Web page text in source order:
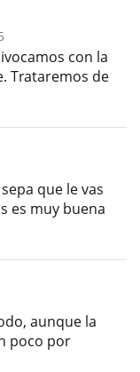
con la
Trataremos de
que le vas
es muy buena
aunque la
poco por